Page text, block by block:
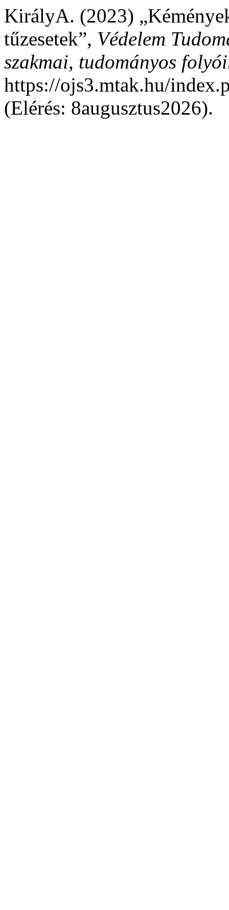
KirályA. (2023)
tűzesetek”, Védelem
szakmai, tudományos
https://ojs3.mtak.hu/
(Elérés: 8augusztus2026).